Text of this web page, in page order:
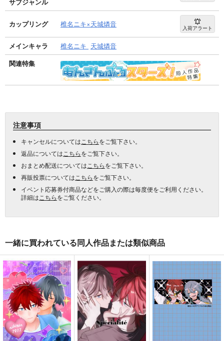
カップリング 椎名ニキ×天城燐音 入荷アラート
メインキャラ 椎名ニキ 天城燐音
関連特集
注意事項
キャンセルについては こちらをご覧下さい。
返品については こちらをご覧下さい。
おまとめ配送については こちらをご覧下さい。
再販投票については こちらをご覧下さい。
イベント応募券付商品などをご購入の際は毎度便をご利用ください。
詳細は こちらをご覧ください。
一緒に買われている同人作品または類似商品